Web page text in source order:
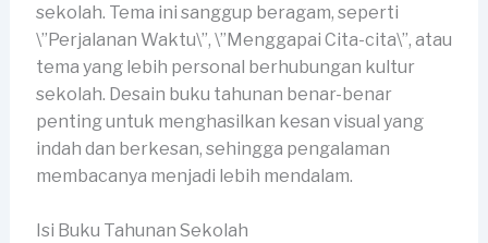
sekolah. Tema ini sanggup beragam, seperti
\”Perjalanan Waktu\”, \”Menggapai Cita-cita\”, atau
tema yang lebih personal berhubungan kultur
sekolah. Desain buku tahunan benar-benar
penting untuk menghasilkan kesan visual yang
indah dan berkesan, sehingga pengalaman
membacanya menjadi lebih mendalam.
Isi Buku Tahunan Sekolah